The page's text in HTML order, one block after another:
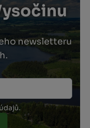
newsletteru